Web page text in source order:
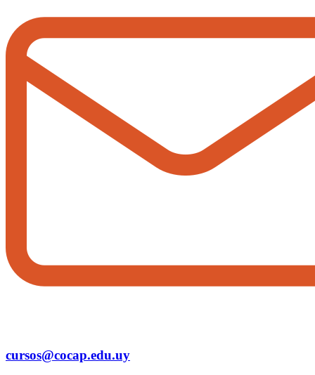
cursos@cocap.edu.uy